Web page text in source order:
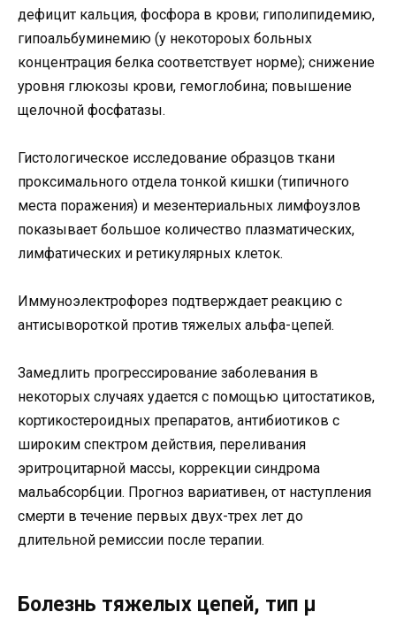
дефицит кальция, фосфора в крови; гиполипидемию,
гипоальбуминемию (у некотороых больных
концентрация белка соответствует норме); снижение
уровня глюкозы крови, гемоглобина; повышение
щелочной фосфатазы.
Гистологическое исследование образцов ткани
проксимального отдела тонкой кишки (типичного
места поражения) и мезентериальных лимфоузлов
показывает большое количество плазматических,
лимфатических и ретикулярных клеток.
Иммуноэлектрофорез подтверждает реакцию с
антисывороткой против тяжелых альфа-цепей.
Замедлить прогрессирование заболевания в
некоторых случаях удается с помощью цитостатиков,
кортикостероидных препаратов, антибиотиков с
широким спектром действия, переливания
эритроцитарной массы, коррекции синдрома
мальабсорбции. Прогноз вариативен, от наступления
смерти в течение первых двух-трех лет до
длительной ремиссии после терапии.
Болезнь тяжелых цепей, тип μ